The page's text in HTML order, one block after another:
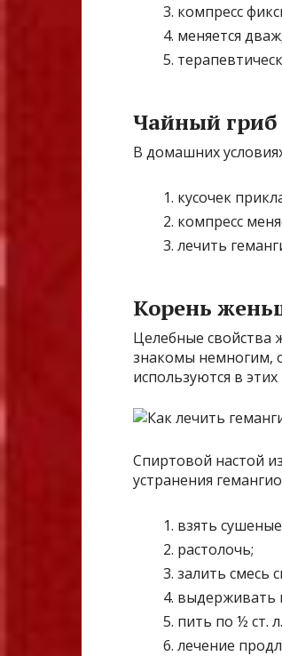
компресс
меняется
Чайный гриб
В домашних
кусочек
компресс
лечить
Корень
Целебные свойства
знакомы немногим,
используются в
Спиртовой настой
устранения
взять
растолочь;
залить смесь
выдерживать
пить по ½ ст.
лечение